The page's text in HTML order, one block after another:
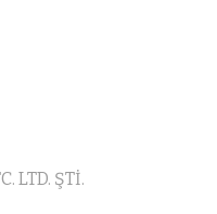
LTD. ŞTİ.